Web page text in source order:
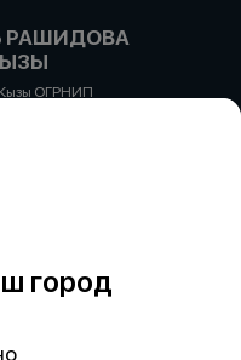
РАШИДОВА
ОГРНИП
Российская
город